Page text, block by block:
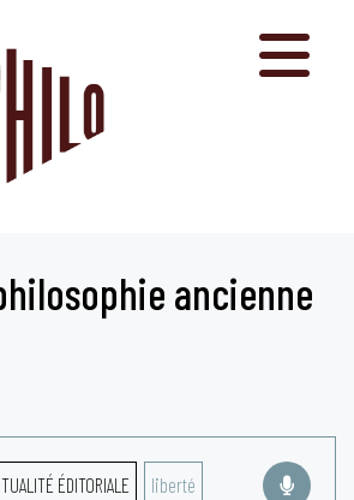
ancienne
ÉDITORIALE liberté